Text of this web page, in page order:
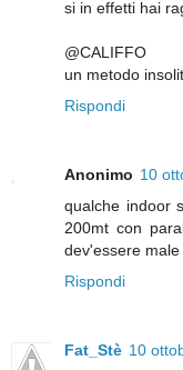
si in effetti hai
@CALIFFO
un metodo
Rispondi
Anonimo 10
qualche indoor
200mt con
dev'essere male
Rispondi
Fat_Stè 10